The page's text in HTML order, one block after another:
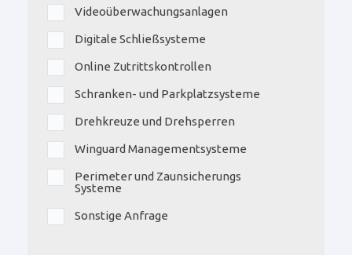
Videoüberwachungsanlagen
Digitale Schließsysteme
Online Zutrittskontrollen
Schranken- und Parkplatzsysteme
Drehkreuze und Drehsperren
Winguard Managementsysteme
Perimeter und Zaunsicherungs
Systeme
Sonstige Anfrage